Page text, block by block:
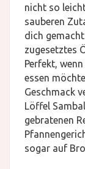
nicht so
sauberen
dich
zugesetztes
Perfekt,
essen
Geschmack
Löffel
gebratenen
sogar auf